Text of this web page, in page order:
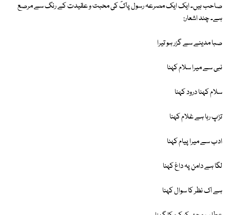
صاحب ہیں۔ ایک ایک مصرعہ رسول پاکؐ کی محبت و عقیدت کے رنگ سے مرصع
ہے۔ چند اشعار:
صبا مدینے سے گزر ہو تیرا
نبی سے میرا سلام کہنا
سلام کہنا درود کہنا
تڑپ رہا ہے غلام کہنا
ادب سے میرا پیام کہنا
لگا ہے دامن پہ داغ کہنا
ہے اک نظر کا سوال کہنا